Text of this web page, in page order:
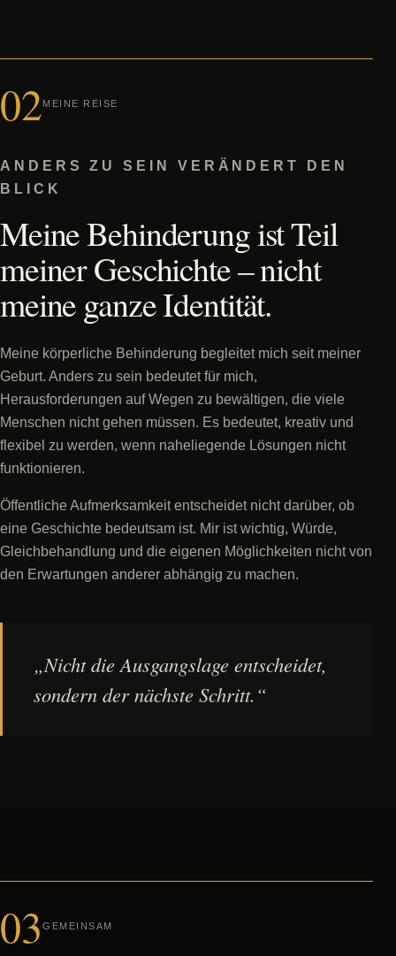
02MEINE REISE
ANDERS ZU SEIN VERÄNDERT DEN
BLICK
Meine Behinderung ist Teil
meiner Geschichte – nicht
meine ganze Identität.
Meine körperliche Behinderung begleitet mich seit meiner
Geburt. Anders zu sein bedeutet für mich,
Herausforderungen auf Wegen zu bewältigen, die viele
Menschen nicht gehen müssen. Es bedeutet, kreativ und
flexibel zu werden, wenn naheliegende Lösungen nicht
funktionieren.
Öffentliche Aufmerksamkeit entscheidet nicht darüber, ob
eine Geschichte bedeutsam ist. Mir ist wichtig, Würde,
Gleichbehandlung und die eigenen Möglichkeiten nicht von
den Erwartungen anderer abhängig zu machen.
„Nicht die Ausgangslage entscheidet,
sondern der nächste Schritt.“
03 GEMEINSAM